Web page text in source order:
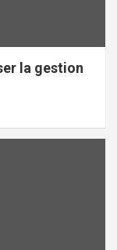
la gestion